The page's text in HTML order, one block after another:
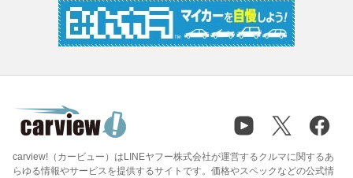
carview!（カービュー）はLINEヤフー株式会社が運営するクルマに関するあ
らゆる情報やサービスを提供するサイトです。価格やスペックなどの公式情